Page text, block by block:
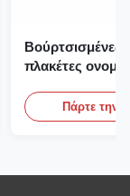
Βούρτσισμένες
πλακέτες
ονομασίας με
Πάρτε την